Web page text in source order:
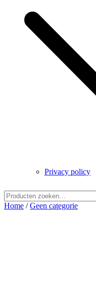
Privacy policy
naar:
Home /Geen categorie